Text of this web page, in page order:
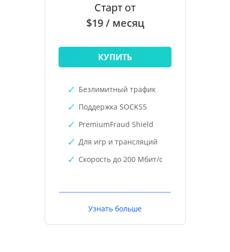
Старт от
$19 / месяц
КУПИТЬ
Безлимитный трафик
Поддержка SOCKS5
PremiumFraud Shield
Для игр и трансляций
Скорость до 200 Мбит/с
Узнать больше